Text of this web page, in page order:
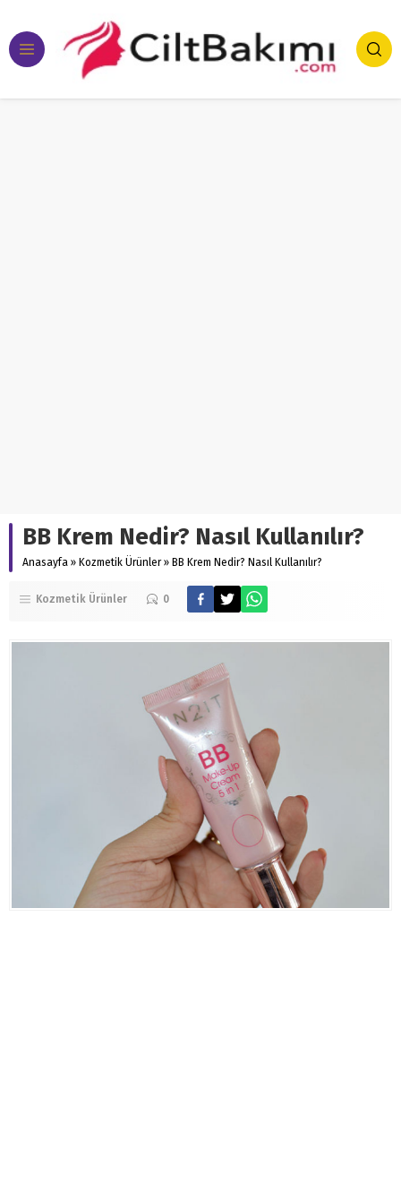
BB Krem Nedir? Nasıl Kullanılır?
Anasayfa » Kozmetik Ürünler » BB Krem Nedir? Nasıl Kullanılır?
Kozmetik Ürünler 0